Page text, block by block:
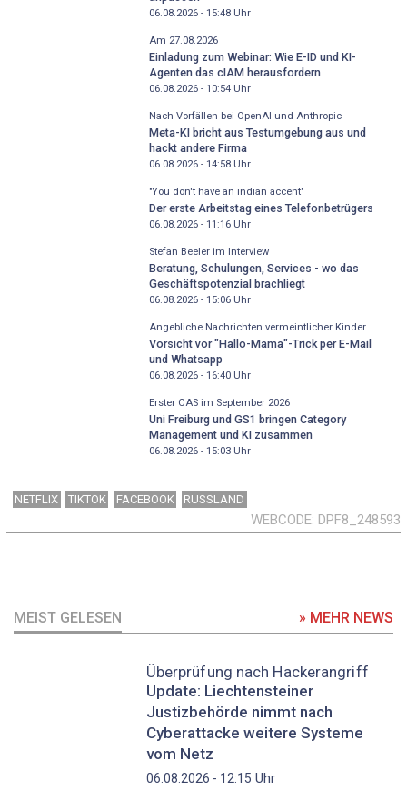
06.08.2026 - 15:48Uhr
Am 27.08.2026
Einladung zum Webinar: Wie E-ID und KI-
Agenten das cIAM herausfordern
06.08.2026 - 10:54Uhr
Nach Vorfällen bei OpenAI und Anthropic
Meta-KI bricht aus Testumgebung aus und
hackt andere Firma
06.08.2026 - 14:58Uhr
"You don't have an indian accent"
Der erste Arbeitstag eines Telefonbetrügers
06.08.2026 - 11:16Uhr
Stefan Beeler im Interview
Beratung, Schulungen, Services - wo das
Geschäftspotenzial brachliegt
06.08.2026 - 15:06Uhr
Angebliche Nachrichten vermeintlicher Kinder
Vorsicht vor "Hallo-Mama"-Trick per E-Mail
und Whatsapp
06.08.2026 - 16:40Uhr
Erster CAS im September 2026
Uni Freiburg und GS1 bringen Category
Management und KI zusammen
06.08.2026 - 15:03Uhr
NETFLIX TIKTOK FACEBOOK RUSSLAND
WEBCODE DPF8_248593
MEIST GELESEN » MEHR NEWS
Überprüfung nach Hackerangriff
Update: Liechtensteiner
Justizbehörde nimmt nach
Cyberattacke weitere Systeme
vom Netz
06.08.2026 - 12:15 Uhr